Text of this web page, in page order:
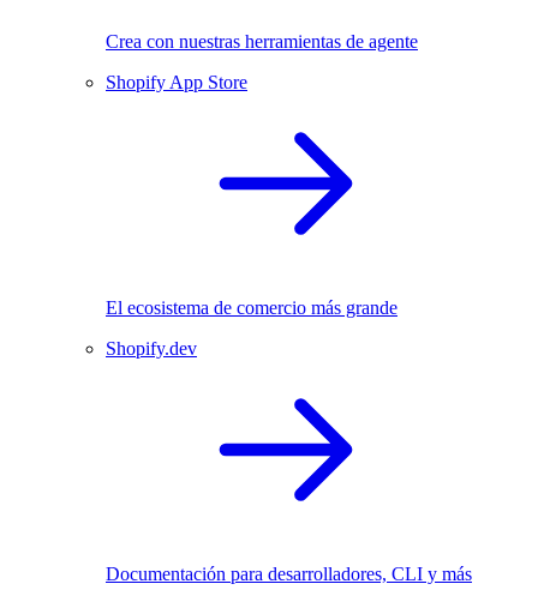
Crea con nuestras herramientas de agente
Shopify App Store
El ecosistema de comercio más grande
Shopify.dev
Documentación para desarrolladores, CLI y más